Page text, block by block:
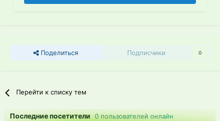
Поделиться Подписчики 0
Перейти к списку тем
Последние посетители0 пользователей онлайн